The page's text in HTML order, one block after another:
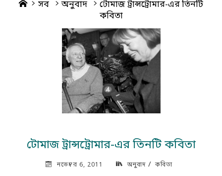
Home
সব অনুবাদ
টোমাজ ট্রান্সট্রোমার-এর তিনটি
কবিতা
টোমাজ ট্রান্সট্রোমার-এর তিনটি কবিতা
নভেম্বর 6, 2011 অনুবাদ/ কবিতা